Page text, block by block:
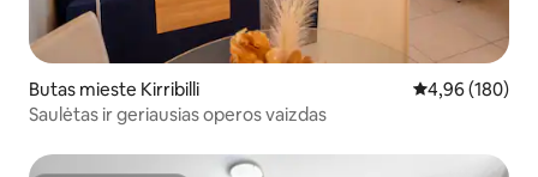
Butas mieste Kirribilli Vidutinis
4,96 (180)
Saulėtas ir geriausias operos vaizdas